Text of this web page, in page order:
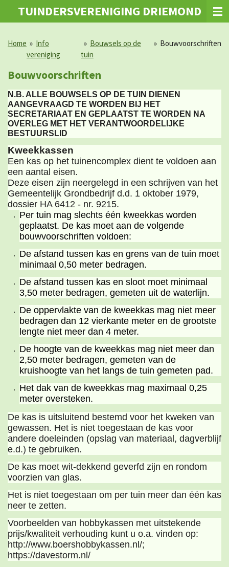
direct
de
hoofdinhoud
TUINDERSVERENIGING DRIEMOND
Home » Info
vereniging
» Bouwsels op de
tuin
» Bouwvoorschriften
Bouwvoorschriften
N.B. ALLE BOUWSELS OP DE TUIN DIENEN
AANGEVRAAGD TE WORDEN BIJ HET
SECRETARIAAT EN GEPLAATST TE WORDEN NA
OVERLEG MET HET VERANTWOORDELIJKE
BESTUURSLID
Kweekkassen
Een kas op het tuinencomplex dient te voldoen aan
een aantal eisen.
Deze eisen zijn neergelegd in een schrijven van het
Gemeentelijk Grondbedrijf d.d. 1 oktober 1979,
dossier HA 6412 - nr. 9215.
Per tuin mag slechts één kweekkas worden
geplaatst. De kas moet aan de volgende
bouwvoorschriften voldoen:
De afstand tussen kas en grens van de tuin moet
minimaal 0,50 meter bedragen.
De afstand tussen kas en sloot moet minimaal
3,50 meter bedragen, gemeten uit de waterlijn.
De oppervlakte van de kweekkas mag niet meer
bedragen dan 12 vierkante meter en de grootste
lengte niet meer dan 4 meter.
De hoogte van de kweekkas mag niet meer dan
2,50 meter bedragen, gemeten van de
kruishoogte van het langs de tuin gemeten pad.
Het dak van de kweekkas mag maximaal 0,25
meter oversteken.
De kas is uitsluitend bestemd voor het kweken van
gewassen. Het is niet toegestaan de kas voor
andere doeleinden (opslag van materiaal, dagverblijf
e.d.) te gebruiken.
De kas moet wit-dekkend geverfd zijn en rondom
voorzien van glas.
Het is niet toegestaan om per tuin meer dan één kas
neer te zetten.
Voorbeelden van hobbykassen met uitstekende
prijs/kwaliteit verhouding kunt u o.a. vinden op:
http://www.boershobbykassen.nl/;
https://davestorm.nl/